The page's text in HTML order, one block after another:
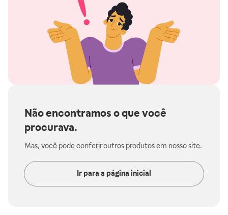
Não encontramos o que você
procurava.
Mas, você pode conferir outros produtos em nosso site.
Ir para a página inicial